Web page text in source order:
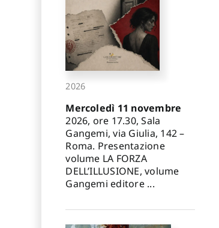
2026
Mercoledì 11 novembre
2026, ore 17.30, Sala
Gangemi, via Giulia, 142 –
Roma. Presentazione
volume LA FORZA
DELL’ILLUSIONE, volume
Gangemi editore ...